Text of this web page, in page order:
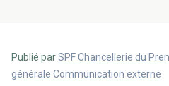
Publié parSPF Chancellerie du
générale Communication externe